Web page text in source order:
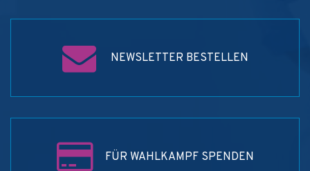
NEWSLETTER BESTELLEN
FÜR WAHLKAMPF SPENDEN